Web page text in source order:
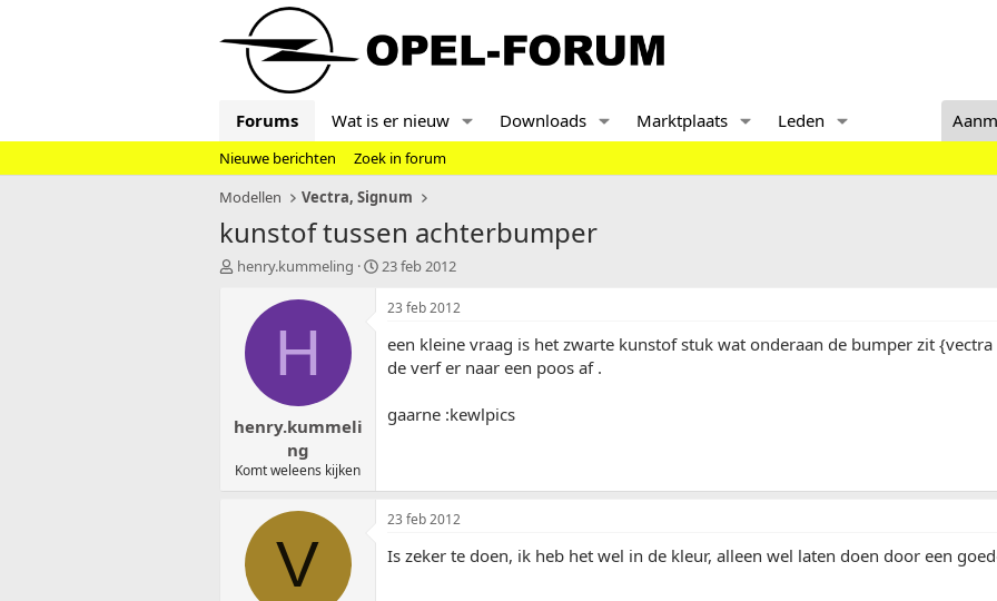
Forums Wat is er nieuw Downloads Marktplaats Leden
Nieuwe berichten
Zoek in forum
Modellen
Vectra, Signum
kunstof tussen achterbumper
T
r
e
henry.kummeling
S
d
u
23 feb 2012
H
henry.kummeli
ng
Komt weleens kijken
23 feb 2012
een kleine vraag is het zwarte kunstof stuk wat onderaan de bumper zit
de verf er naar een poos af .
gaarne :kewlpics
V
23 feb 2012
Is zeker te doen, ik heb het wel in de kleur, alleen wel laten doen door een